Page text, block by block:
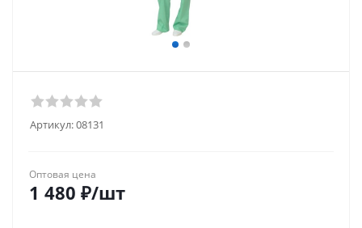
Артикул:08131
Оптовая цена
1 480 ₽/шт